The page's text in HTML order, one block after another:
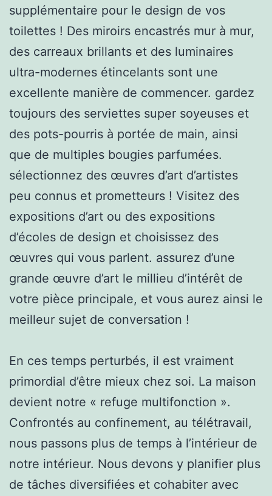
supplémentaire pour le design de vos
toilettes ! Des miroirs encastrés mur à mur,
des carreaux brillants et des luminaires
ultra-modernes étincelants sont une
excellente manière de commencer. gardez
toujours des serviettes super soyeuses et
des pots-pourris à portée de main, ainsi
que de multiples bougies parfumées.
sélectionnez des œuvres d’art d’artistes
peu connus et prometteurs ! Visitez des
expositions d’art ou des expositions
d’écoles de design et choisissez des
œuvres qui vous parlent. assurez d’une
grande œuvre d’art le millieu d’intérêt de
votre pièce principale, et vous aurez ainsi le
meilleur sujet de conversation !
En ces temps perturbés, il est vraiment
primordial d’être mieux chez soi. La maison
devient notre « refuge multifonction ».
Confrontés au confinement, au télétravail,
nous passons plus de temps à l’intérieur de
notre intérieur. Nous devons y planifier plus
de tâches diversifiées et cohabiter avec